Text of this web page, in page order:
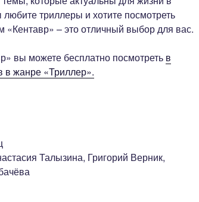
триллеры и хотите посмотреть
«Кентавр» – это отличный выбор для вас.
вы можете бесплатно посмотреть в
жанре «Триллер».
Талызина, Григорий Верник,